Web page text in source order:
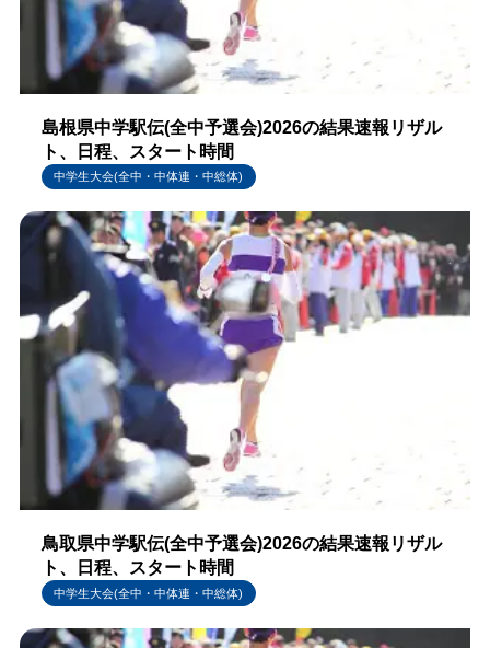
島根県中学駅伝(全中予選会)2026の結果速報リザル
ト、日程、スタート時間
中学生大会(全中・中体連・中総体)
鳥取県中学駅伝(全中予選会)2026の結果速報リザル
ト、日程、スタート時間
中学生大会(全中・中体連・中総体)